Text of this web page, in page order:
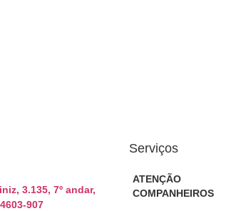
3.135, 7º andar,
907
Serviços
ATENÇÃO
COMPANHEIROS